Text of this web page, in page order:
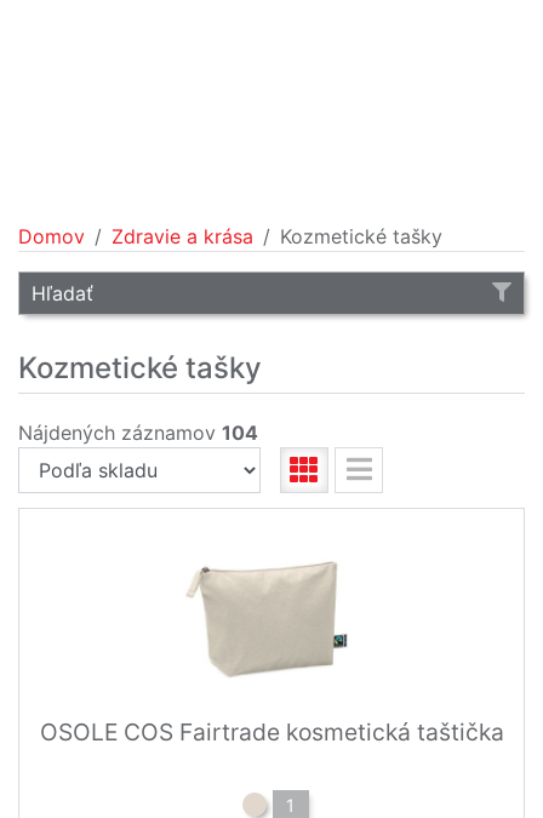
Domov Zdravie a krása Kozmetické tašky
Hľadať
Kozmetické tašky
Nájdených záznamov 104
OSOLE COS Fairtrade kosmetická taštička
1